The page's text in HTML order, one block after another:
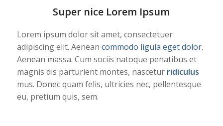
Super nice Lorem Ipsum
Lorem ipsum dolor sit amet, consectetuer
adipiscing elit. Aenean commodo ligula eget dolor.
Aenean massa. Cum sociis natoque penatibus et
magnis dis parturient montes, nascetur ridiculus
mus. Donec quam felis, ultricies nec, pellentesque
eu, pretium quis, sem.